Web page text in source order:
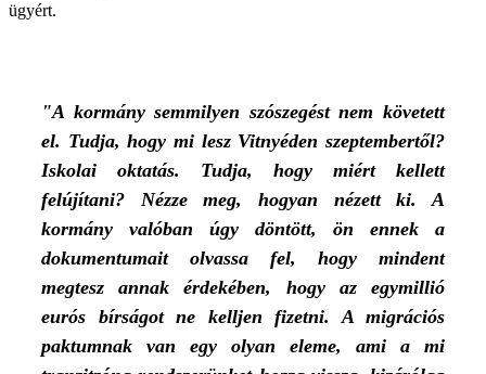
ügyért.
"A kormány semmilyen szószegést nem követett
el. Tudja, hogy mi lesz Vitnyéden szeptembertől?
Iskolai oktatás. Tudja, hogy miért kellett
felújítani? Nézze meg, hogyan nézett ki. A
kormány valóban úgy döntött, ön ennek a
dokumentumait olvassa fel, hogy mindent
megtesz annak érdekében, hogy az egymillió
eurós bírságot ne kelljen fizetni. A migrációs
paktumnak van egy olyan eleme, ami a mi